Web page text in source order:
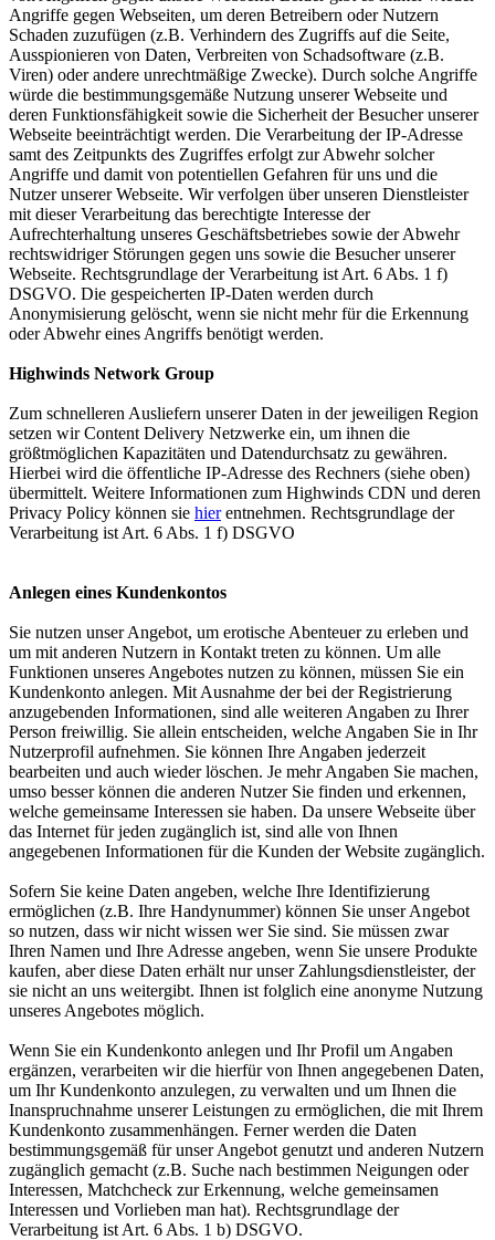
Angriffe gegen Webseiten, um deren Betreibern oder Nutzern
Schaden zuzufügen (z.B. Verhindern des Zugriffs auf die Seite,
Ausspionieren von Daten, Verbreiten von Schadsoftware (z.B.
Viren) oder andere unrechtmäßige Zwecke). Durch solche Angriffe
würde die bestimmungsgemäße Nutzung unserer Webseite und
deren Funktionsfähigkeit sowie die Sicherheit der Besucher unserer
Webseite beeinträchtigt werden. Die Verarbeitung der IP-Adresse
samt des Zeitpunkts des Zugriffes erfolgt zur Abwehr solcher
Angriffe und damit von potentiellen Gefahren für uns und die
Nutzer unserer Webseite. Wir verfolgen über unseren Dienstleister
mit dieser Verarbeitung das berechtigte Interesse der
Aufrechterhaltung unseres Geschäftsbetriebes sowie der Abwehr
rechtswidriger Störungen gegen uns sowie die Besucher unserer
Webseite. Rechtsgrundlage der Verarbeitung ist Art. 6 Abs. 1 f)
DSGVO. Die gespeicherten IP-Daten werden durch
Anonymisierung gelöscht, wenn sie nicht mehr für die Erkennung
oder Abwehr eines Angriffs benötigt werden.
Highwinds Network Group
Zum schnelleren Ausliefern unserer Daten in der jeweiligen Region
setzen wir Content Delivery Netzwerke ein, um ihnen die
größtmöglichen Kapazitäten und Datendurchsatz zu gewähren.
Hierbei wird die öffentliche IP-Adresse des Rechners (siehe oben)
übermittelt. Weitere Informationen zum Highwinds CDN und deren
Privacy Policy können sie hierentnehmen. Rechtsgrundlage der
Verarbeitung ist Art. 6 Abs. 1 f) DSGVO
Anlegen eines Kundenkontos
Sie nutzen unser Angebot, um erotische Abenteuer zu erleben und
um mit anderen Nutzern in Kontakt treten zu können. Um alle
Funktionen unseres Angebotes nutzen zu können, müssen Sie ein
Kundenkonto anlegen. Mit Ausnahme der bei der Registrierung
anzugebenden Informationen, sind alle weiteren Angaben zu Ihrer
Person freiwillig. Sie allein entscheiden, welche Angaben Sie in Ihr
Nutzerprofil aufnehmen. Sie können Ihre Angaben jederzeit
bearbeiten und auch wieder löschen. Je mehr Angaben Sie machen,
umso besser können die anderen Nutzer Sie finden und erkennen,
welche gemeinsame Interessen sie haben. Da unsere Webseite über
das Internet für jeden zugänglich ist, sind alle von Ihnen
angegebenen Informationen für die Kunden der Website zugänglich.
Sofern Sie keine Daten angeben, welche Ihre Identifizierung
ermöglichen (z.B. Ihre Handynummer) können Sie unser Angebot
so nutzen, dass wir nicht wissen wer Sie sind. Sie müssen zwar
Ihren Namen und Ihre Adresse angeben, wenn Sie unsere Produkte
kaufen, aber diese Daten erhält nur unser Zahlungsdienstleister, der
sie nicht an uns weitergibt. Ihnen ist folglich eine anonyme Nutzung
unseres Angebotes möglich.
Wenn Sie ein Kundenkonto anlegen und Ihr Profil um Angaben
ergänzen, verarbeiten wir die hierfür von Ihnen angegebenen Daten,
um Ihr Kundenkonto anzulegen, zu verwalten und um Ihnen die
Inanspruchnahme unserer Leistungen zu ermöglichen, die mit Ihrem
Kundenkonto zusammenhängen. Ferner werden die Daten
bestimmungsgemäß für unser Angebot genutzt und anderen Nutzern
zugänglich gemacht (z.B. Suche nach bestimmen Neigungen oder
Interessen, Matchcheck zur Erkennung, welche gemeinsamen
Interessen und Vorlieben man hat). Rechtsgrundlage der
Verarbeitung ist Art. 6 Abs. 1 b) DSGVO.